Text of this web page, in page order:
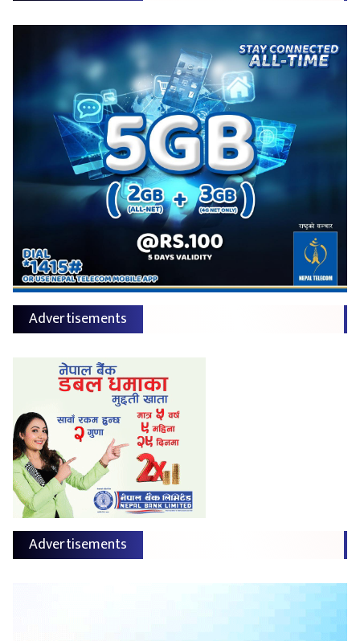
Advertisements
Advertisements